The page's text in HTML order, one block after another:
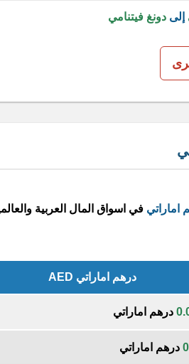
إلىدونغ فيتنامي
اماراتي في اسواق المال العربية
درهم اماراتي AED
درهم اماراتي
درهم اماراتي